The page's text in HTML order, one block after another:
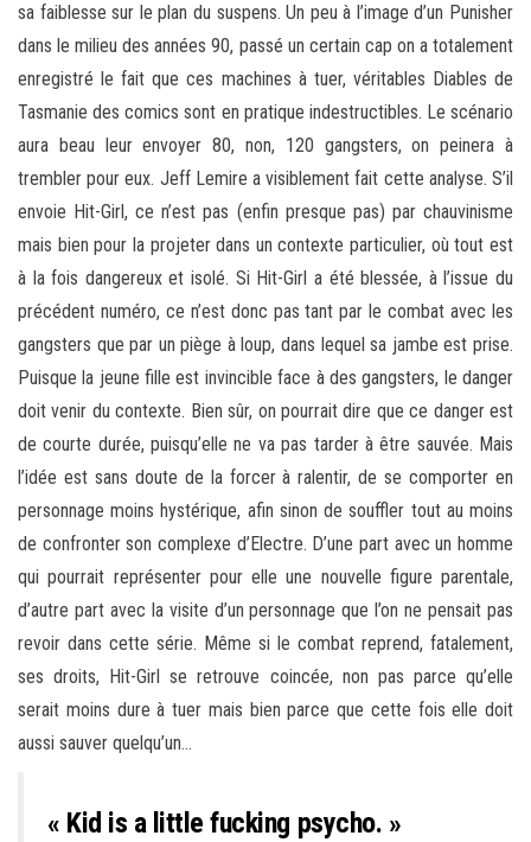
sa faiblesse sur le plan du suspens. Un peu à l’image d’un Punisher
dans le milieu des années 90, passé un certain cap on a totalement
enregistré le fait que ces machines à tuer, véritables Diables de
Tasmanie des comics sont en pratique indestructibles. Le scénario
aura beau leur envoyer 80, non, 120 gangsters, on peinera à
trembler pour eux. Jeff Lemire a visiblement fait cette analyse. S’il
envoie Hit-Girl, ce n’est pas (enfin presque pas) par chauvinisme
mais bien pour la projeter dans un contexte particulier, où tout est
à la fois dangereux et isolé. Si Hit-Girl a été blessée, à l’issue du
précédent numéro, ce n’est donc pas tant par le combat avec les
gangsters que par un piège à loup, dans lequel sa jambe est prise.
Puisque la jeune fille est invincible face à des gangsters, le danger
doit venir du contexte. Bien sûr, on pourrait dire que ce danger est
de courte durée, puisqu’elle ne va pas tarder à être sauvée. Mais
l’idée est sans doute de la forcer à ralentir, de se comporter en
personnage moins hystérique, afin sinon de souffler tout au moins
de confronter son complexe d’Electre. D’une part avec un homme
qui pourrait représenter pour elle une nouvelle figure parentale,
d’autre part avec la visite d’un personnage que l’on ne pensait pas
revoir dans cette série. Même si le combat reprend, fatalement,
ses droits, Hit-Girl se retrouve coincée, non pas parce qu’elle
serait moins dure à tuer mais bien parce que cette fois elle doit
aussi sauver quelqu’un…
« Kid is a little fucking psycho. »